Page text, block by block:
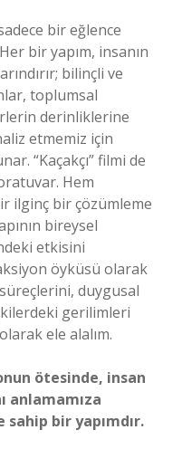
bir eğlence
bir yapım, insanın
bilinçli ve
toplumsal
derinliklerine
etmemiz için
“Kaçakçı” filmi de
Hem
ilginç bir çözümleme
bireysel
etkisini
öyküsü olarak
duygusal
gerilimleri
ele alalım.
ötesinde, insan
anlamamıza
bir yapımdır.